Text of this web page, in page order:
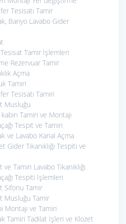
Tesisatı Tamir
Banyo Lavabo Gider
Tesisat Tamir İşlemleri
Rezervuar Tamir
Açma
Tamiri
Tesisatı Tamiri
Musluğu
Tamiri ve Montajı
Tespit ve Tamiri
ve Lavabo Kanal Açma
Gider Tıkanıklığı Tespiti ve
ve Tamiri Lavabo Tıkanıklığı
Tespiti İşlemleri
Sifonu Tamir
Musluğu Tamir
Montajı ve Tamiri
Tamiri Tadilat İşleri ve Klozet